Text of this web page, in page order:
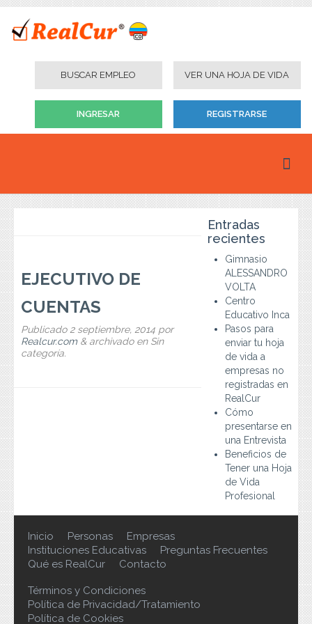
BUSCAR EMPLEO VER UNA HOJA DE VIDA
INGRESAR REGISTRARSE
Contacto
EJECUTIVO DE
CUENTAS
Publicado2 septiembre, 2014 por
Realcur.com &archivado en Sin
categoría.
Entradas
recientes
Gimnasio
ALESSANDRO
VOLTA
Centro
Educativo Inca
Pasos para
enviar tu hoja
de vida a
empresas no
registradas en
RealCur
Cómo
presentarse en
una Entrevista
Beneficios de
Tener una Hoja
de Vida
Profesional
Inicio Personas
Empresas
Instituciones Educativas
Preguntas Frecuentes
Qué es RealCur
Contacto
Términos y Condiciones
Política de Privacidad/Tratamiento
Política de Cookies